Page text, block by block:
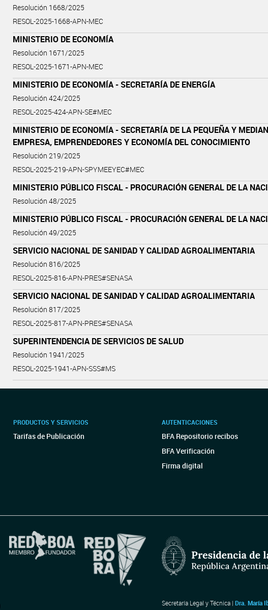
Resolución 1668/2025
RESOL-2025-1668-APN-MEC
MINISTERIO DE ECONOMÍA
Resolución 1671/2025
RESOL-2025-1671-APN-MEC
MINISTERIO DE ECONOMÍA - SECRETARÍA DE ENERGÍA
Resolución 424/2025
RESOL-2025-424-APN-SE#MEC
MINISTERIO DE ECONOMÍA - SECRETARÍA DE LA PEQUEÑA Y
EMPRESA, EMPRENDEDORES Y ECONOMÍA DEL CONOCIMIENTO
Resolución 219/2025
RESOL-2025-219-APN-SPYMEEYEC#MEC
MINISTERIO PÚBLICO FISCAL - PROCURACIÓN GENERAL DE LA
Resolución 48/2025
MINISTERIO PÚBLICO FISCAL - PROCURACIÓN GENERAL DE LA
Resolución 49/2025
SERVICIO NACIONAL DE SANIDAD Y CALIDAD AGROALIMENTARIA
Resolución 816/2025
RESOL-2025-816-APN-PRES#SENASA
SERVICIO NACIONAL DE SANIDAD Y CALIDAD AGROALIMENTARIA
Resolución 817/2025
RESOL-2025-817-APN-PRES#SENASA
SUPERINTENDENCIA DE SERVICIOS DE SALUD
Resolución 1941/2025
RESOL-2025-1941-APN-SSS#MS
PRODUCTOS Y SERVICIOS
Tarifas de Publicación
AUTENTICACIONES
BFA Repositorio recibos
BFA Verificación
Firma digital
Secretaría Legal y Técnica | Dra. María